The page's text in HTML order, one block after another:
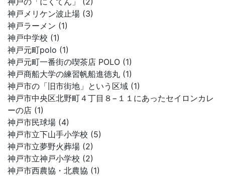
神戸メリケン波止場 (3)
神戸ラーメン (1)
神戸中学校 (1)
神戸元町polo (1)
神戸元町一番街の喫茶店 POLO (1)
神戸商船大学の練習帆船進徳丸 (1)
神戸市の「旧市街地」という区域 (1)
神戸市中央区北野町４丁目８−１１にあったセイロンカレ
ーの店 (1)
神戸市民球場 (4)
神戸市立下山手小学校 (5)
神戸市立夢野火葬場 (2)
神戸市立神戸小学校 (2)
神戸市西農協・北農協 (1)